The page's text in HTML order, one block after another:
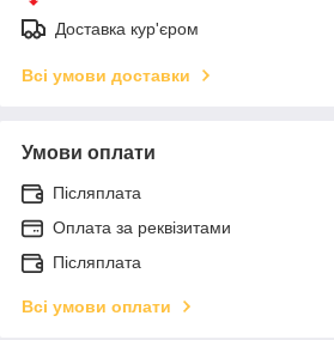
Доставка кур'єром
Всі умови доставки
Умови оплати
Післяплата
Оплата за реквізитами
Післяплата
Всі умови оплати